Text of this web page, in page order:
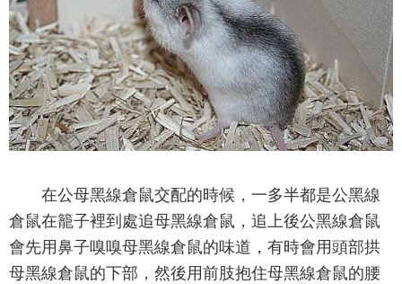
在公母黑線倉鼠交配的時候，一多半都是公黑線
倉鼠在籠子裡到處追母黑線倉鼠，追上後公黑線倉鼠
會先用鼻子嗅嗅母黑線倉鼠的味道，有時會用頭部拱
母黑線倉鼠的下部，然後用前肢抱住母黑線倉鼠的腰